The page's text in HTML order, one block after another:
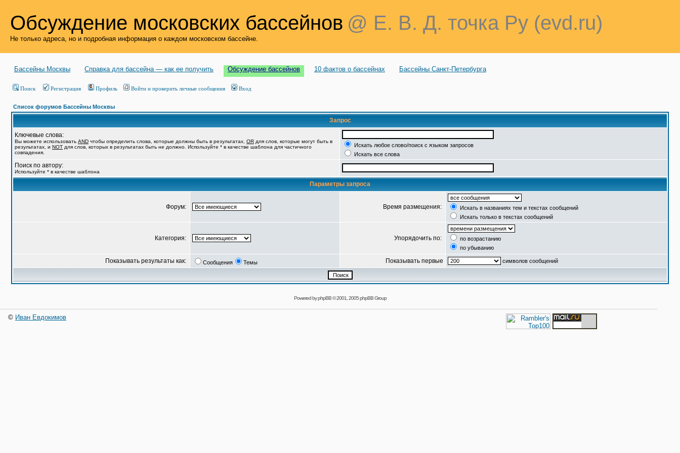
Обсуждение московских бассейнов @ Е. В. Д. точка Ру (evd.ru)
Не только адреса, но и подробная информация о каждом московском бассейне.
Бассейны Москвы Справка для бассейна — как ее получить Обсуждение бассейнов 10 фактов о бассейнах Бассейны Санкт-Петербурга
Поиск Регистрация Профиль Войти и проверить личные сообщения Вход
Список форумов Бассейны Москвы
Запрос
Ключевые слова:
Вы можете использовать AND чтобы определить слова, которые должны быть в результатах, OR для слов, которые могут быть в
результатах, и NOT для слов, которых в результатах быть не должно. Используйте * в качестве шаблона для частичного
совпадения.
Искать любое слово/поиск с языком запросов
Искать все слова
Поиск по автору:
Используйте * в качестве шаблона
Параметры запроса
Форум: Время размещения:
Искать в названиях тем и текстах сообщений
Искать только в текстах сообщений
Категория: Упорядочить по:
по возрастанию
по убыванию
Показывать результаты как: Сообщения Темы Показывать первые символов сообщений
Powered byphpBB© 2001, 2005 phpBB Group
© Иван Евдокимов